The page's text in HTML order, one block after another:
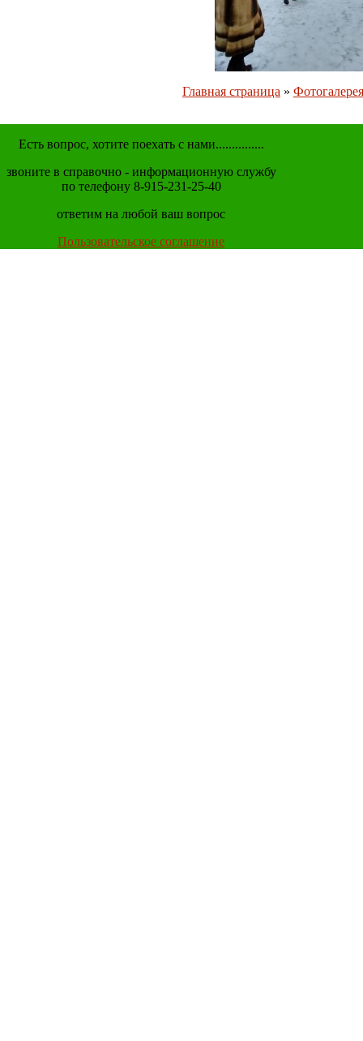
Главная страница » Фотогалерея
Есть вопрос, хотите поехать с нами...............
звоните в справочно - информационную службу
по телефону 8-915-231-25-40
ответим на любой ваш вопрос
Пользовательское соглашение